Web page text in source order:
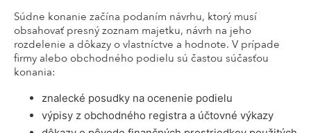
Súdne konanie začína podaním návrhu, ktorý musí
obsahovať presný zoznam majetku, návrh na jeho
rozdelenie a dôkazy o vlastníctve a hodnote. V prípade
firmy alebo obchodného podielu sú častou súčasťou
konania:
znalecké posudky na ocenenie podielu
výpisy z obchodného registra a účtovné výkazy